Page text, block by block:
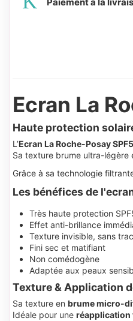
Ecran La
Haute protection
L’Ecran La Roche-Posay
Sa texture brume ultra-légère
Grâce à sa technologie
Les bénéfices de
Très haute protection
Effet anti-brillance
Texture invisible, sans
Fini sec et matifiant
Non comédogène
Adaptée aux peaux
Texture & Application
Sa texture en brume micro-
Idéale pour une réapplication